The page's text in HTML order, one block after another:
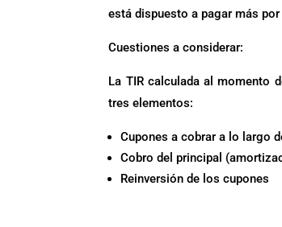
está dispuesto a pagar más
Cuestiones a considerar:
La TIR calculada al momento
tres elementos:
Cupones a cobrar a lo largo
Cobro del principal
Reinversión de los cupones